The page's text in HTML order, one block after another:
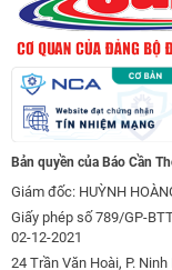
Bản quyền của Báo Cần
Giám đốc: HUỲNH
Giấy phép số 789/GP-
02-12-2021
24 Trần Văn Hoài, P.